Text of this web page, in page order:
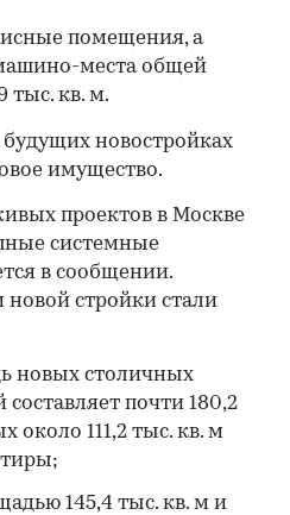
помещения, а
места общей
тыс. кв. м.
новостройках
имущество.
проектов в Москве
системные
в сообщении.
стройки стали
новых столичных
почти 180,2
около 111,2 тыс. кв. м
145,4 тыс. кв. м и